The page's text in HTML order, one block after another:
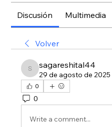
Discusión Multimedia
Volver
sagareshital44
sagareshital44
29 de agosto de 2025
0
0
Write a comment...